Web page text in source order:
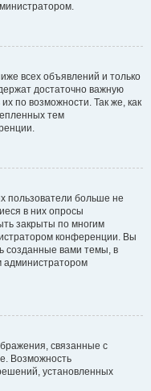
всех объявлений и только
достаточно важную
по возможности. Так же, как
тем
пользователи больше не
в них опросы
закрыты по многим
конференции. Вы
созданные вами темы, в
администратором
связанные с
Возможность
установленных